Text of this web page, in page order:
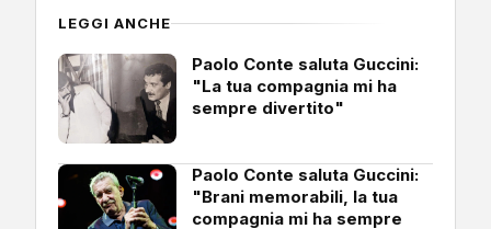
LEGGI ANCHE
Paolo Conte saluta Guccini:
"La tua compagnia mi ha
sempre divertito"
Paolo Conte saluta Guccini:
"Brani memorabili, la tua
compagnia mi ha sempre